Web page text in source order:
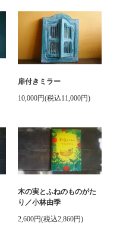
扉付きミラー
10,000円(税込11,000円)
木の実とふねのものがた
り／小林由季
2,600円(税込2,860円)